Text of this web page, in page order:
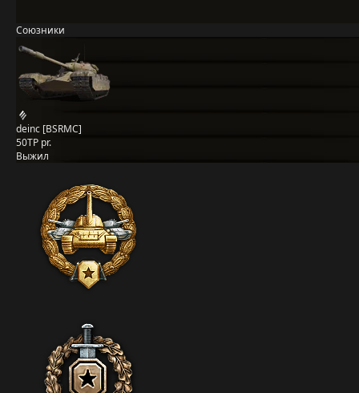
Союзники
deinc [BSRMC]
50TP pr.
Выжил